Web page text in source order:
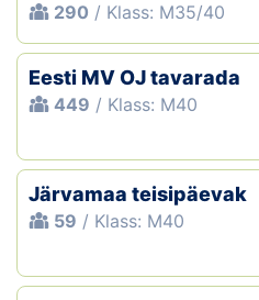
290 / Klass: M35/40
Eesti MV OJ tavarada
449 / Klass: M40
Järvamaa teisipäevak
59 / Klass: M40